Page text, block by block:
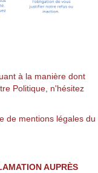
à la manière dont
Politique, n'hésitez
de mentions légales du
AUPRÈS